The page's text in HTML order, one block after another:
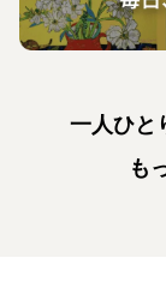
一人ひと
も